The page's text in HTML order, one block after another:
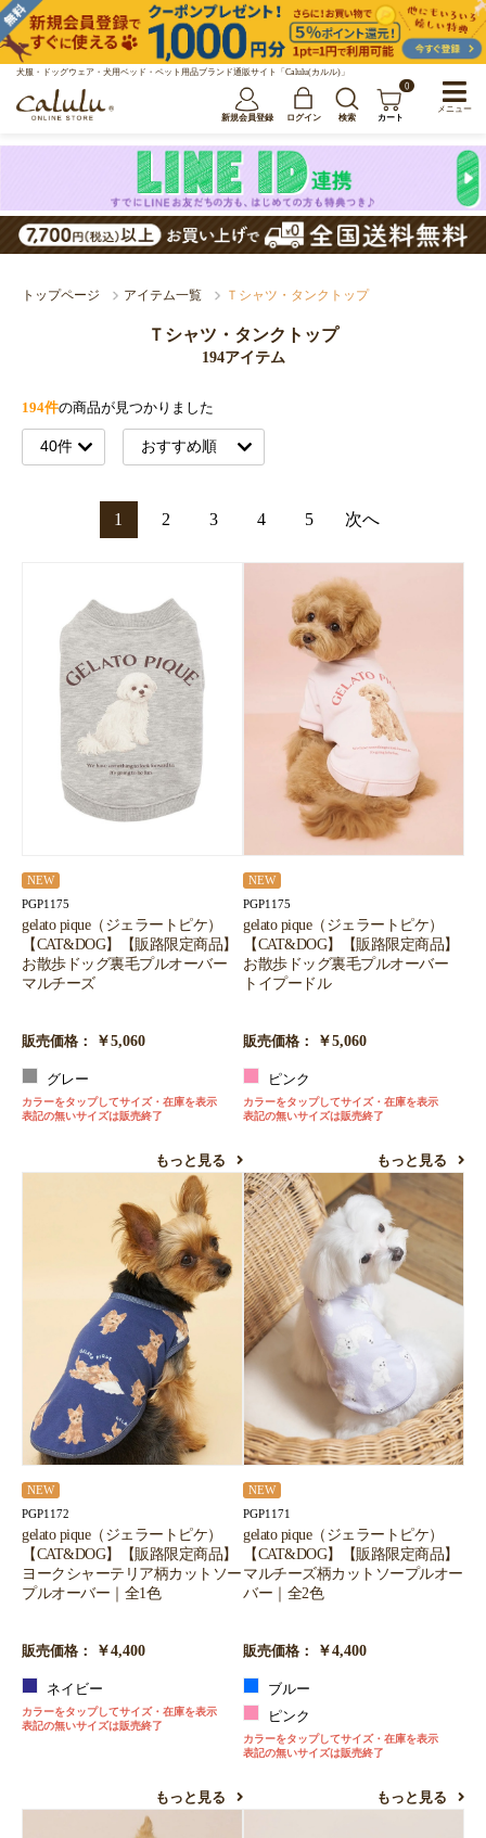
犬服・ドッグウェア・犬用ベッド・ペット用品ブランド通販サイト「Calulu(カルル)」
新規会員登録 ログイン 検索
0
カート
トップページ アイテム一覧 Ｔシャツ・タンクトップ
Ｔシャツ・タンクトップ
194アイテム
194件の商品が見つかりました
1 2 3 4 5 次へ
NEW
PGP1175
gelato pique（ジェラートピケ）
【CAT&DOG】【販路限定商品】
お散歩ドッグ裏毛プルオーバー
マルチーズ
販売価格： ￥5,060
グレー
カラーをタップしてサイズ・在庫を表示
表記の無いサイズは販売終了
もっと見る
NEW
PGP1175
gelato pique（ジェラートピケ）
【CAT&DOG】【販路限定商品】
お散歩ドッグ裏毛プルオーバー
トイプードル
販売価格： ￥5,060
ピンク
カラーをタップしてサイズ・在庫を表示
表記の無いサイズは販売終了
もっと見る
NEW
PGP1172
gelato pique（ジェラートピケ）
【CAT&DOG】【販路限定商品】
ヨークシャーテリア柄カットソー
プルオーバー｜全1色
販売価格： ￥4,400
ネイビー
カラーをタップしてサイズ・在庫を表示
表記の無いサイズは販売終了
もっと見る
NEW
PGP1171
gelato pique（ジェラートピケ）
【CAT&DOG】【販路限定商品】
マルチーズ柄カットソープルオー
バー｜全2色
販売価格： ￥4,400
ブルー
ピンク
カラーをタップしてサイズ・在庫を表示
表記の無いサイズは販売終了
もっと見る
メニュー